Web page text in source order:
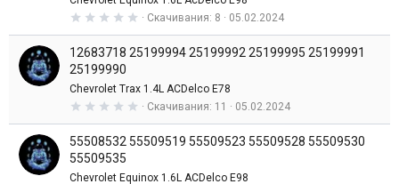
з0
0
е
з
Скачивания 8 05.02.2024
12683718 25199994 25199992 25199995 25199991
25199990
Chevrolet Trax 1.4L ACDelco E78
0
0
е
Скачивания 11 05.02.2024
55508532 55509519 55509523 55509528 55509530
55509535
Chevrolet Equinox 1.6L ACDelco E98